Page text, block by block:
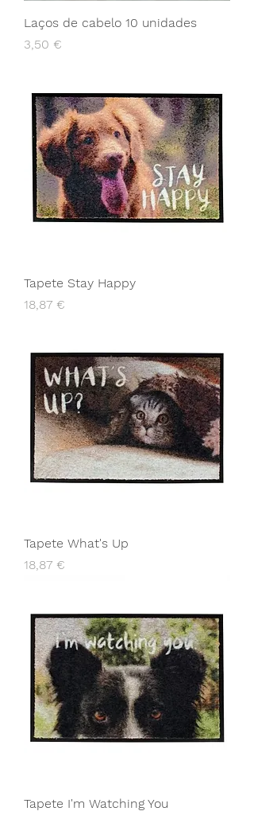
Laços de cabelo 10 unidades
Preço
3,50 €
Tapete Stay Happy
Preço
18,87 €
Tapete What's Up
Preço
18,87 €
Tapete I'm Watching You